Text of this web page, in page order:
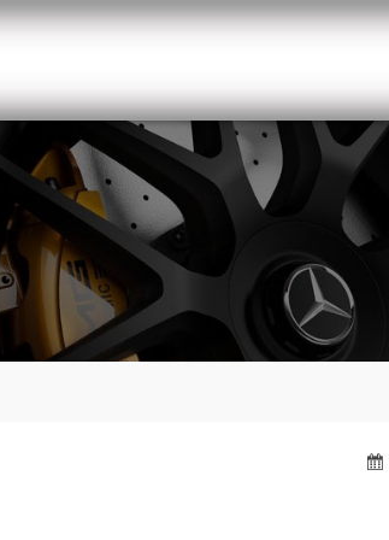
ンツ専門 千葉北インター店
目玉車両一覧
Features Stock list
Delivery service
買取無料査定